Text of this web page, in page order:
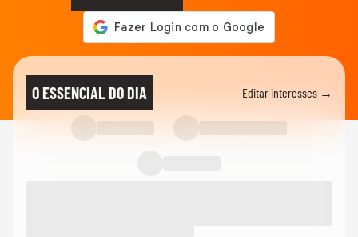
O ESSENCIAL DO DIA Editar interesses →